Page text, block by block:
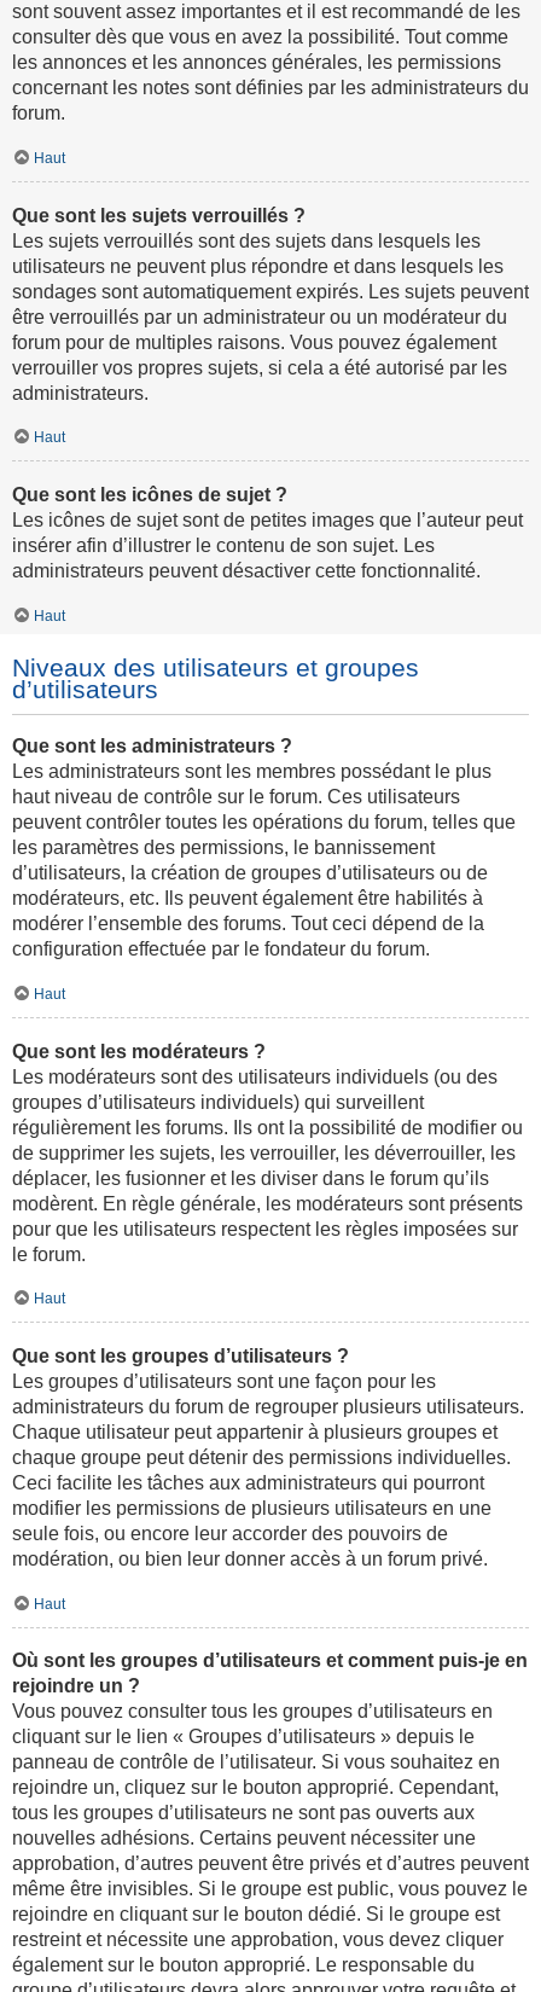
sont souvent assez importantes et il est recommandé de les
consulter dès que vous en avez la possibilité. Tout comme
les annonces et les annonces générales, les permissions
concernant les notes sont définies par les administrateurs du
forum.
Haut
Que sont les sujets verrouillés ?
Les sujets verrouillés sont des sujets dans lesquels les
utilisateurs ne peuvent plus répondre et dans lesquels les
sondages sont automatiquement expirés. Les sujets peuvent
être verrouillés par un administrateur ou un modérateur du
forum pour de multiples raisons. Vous pouvez également
verrouiller vos propres sujets, si cela a été autorisé par les
administrateurs.
Haut
Que sont les icônes de sujet ?
Les icônes de sujet sont de petites images que l’auteur peut
insérer afin d’illustrer le contenu de son sujet. Les
administrateurs peuvent désactiver cette fonctionnalité.
Haut
Niveaux des utilisateurs et groupes
d’utilisateurs
Que sont les administrateurs ?
Les administrateurs sont les membres possédant le plus
haut niveau de contrôle sur le forum. Ces utilisateurs
peuvent contrôler toutes les opérations du forum, telles que
les paramètres des permissions, le bannissement
d’utilisateurs, la création de groupes d’utilisateurs ou de
modérateurs, etc. Ils peuvent également être habilités à
modérer l’ensemble des forums. Tout ceci dépend de la
configuration effectuée par le fondateur du forum.
Haut
Que sont les modérateurs ?
Les modérateurs sont des utilisateurs individuels (ou des
groupes d’utilisateurs individuels) qui surveillent
régulièrement les forums. Ils ont la possibilité de modifier ou
de supprimer les sujets, les verrouiller, les déverrouiller, les
déplacer, les fusionner et les diviser dans le forum qu’ils
modèrent. En règle générale, les modérateurs sont présents
pour que les utilisateurs respectent les règles imposées sur
le forum.
Haut
Que sont les groupes d’utilisateurs ?
Les groupes d’utilisateurs sont une façon pour les
administrateurs du forum de regrouper plusieurs utilisateurs.
Chaque utilisateur peut appartenir à plusieurs groupes et
chaque groupe peut détenir des permissions individuelles.
Ceci facilite les tâches aux administrateurs qui pourront
modifier les permissions de plusieurs utilisateurs en une
seule fois, ou encore leur accorder des pouvoirs de
modération, ou bien leur donner accès à un forum privé.
Haut
Où sont les groupes d’utilisateurs et comment puis-je en
rejoindre un ?
Vous pouvez consulter tous les groupes d’utilisateurs en
cliquant sur le lien « Groupes d’utilisateurs » depuis le
panneau de contrôle de l’utilisateur. Si vous souhaitez en
rejoindre un, cliquez sur le bouton approprié. Cependant,
tous les groupes d’utilisateurs ne sont pas ouverts aux
nouvelles adhésions. Certains peuvent nécessiter une
approbation, d’autres peuvent être privés et d’autres peuvent
même être invisibles. Si le groupe est public, vous pouvez le
rejoindre en cliquant sur le bouton dédié. Si le groupe est
restreint et nécessite une approbation, vous devez cliquer
également sur le bouton approprié. Le responsable du